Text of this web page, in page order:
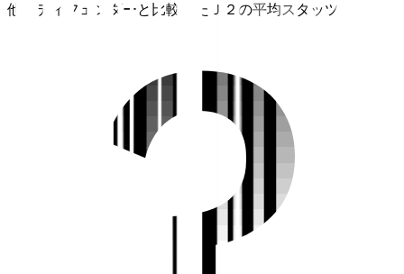
他のディフェンダーと比較したＪ２の平均スタッツ